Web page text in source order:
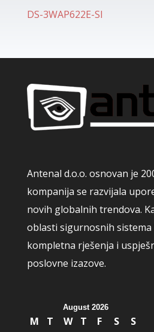
DS-3WAP622E-SI
Antenal d.o.o. osnovan je
kompanija se razvijala
novih globalnih trendova.
oblasti sigurnosnih
kompletna rješenja i
poslovne izazove.
August 2026
M T W T F S S